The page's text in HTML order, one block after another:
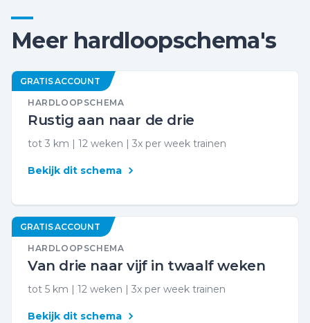
Meer hardloopschema's
GRATIS ACCOUNT
HARDLOOPSCHEMA
Rustig aan naar de drie
tot 3 km | 12 weken | 3x per week trainen
Bekijk dit schema
GRATIS ACCOUNT
HARDLOOPSCHEMA
Van drie naar vijf in twaalf weken
tot 5 km | 12 weken | 3x per week trainen
Bekijk dit schema